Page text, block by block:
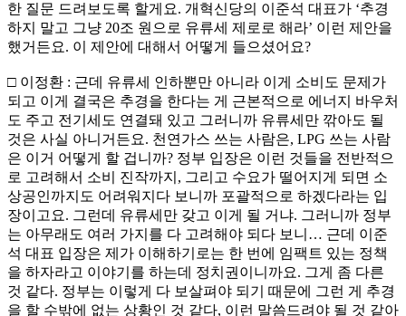
한 질문 드려보도록 할게요. 개혁신당의 이준석 대표가 ‘추경
하지 말고 그냥 20조 원으로 유류세 제로로 해라’ 이런 제안을
했거든요. 이 제안에 대해서 어떻게 들으셨어요?
□ 이정환 : 근데 유류세 인하뿐만 아니라 이게 소비도 문제가
되고 이게 결국은 추경을 한다는 게 근본적으로 에너지 바우처
도 주고 전기세도 연결돼 있고 그러니까 유류세만 깎아도 될
것은 사실 아니거든요. 천연가스 쓰는 사람은, LPG 쓰는 사람
은 이거 어떻게 할 겁니까? 정부 입장은 이런 것들을 전반적으
로 고려해서 소비 진작까지, 그리고 수요가 떨어지게 되면 소
상공인까지도 어려워지다 보니까 포괄적으로 하겠다라는 입
장이고요. 그런데 유류세만 갖고 이게 될 거냐. 그러니까 정부
는 아무래도 여러 가지를 다 고려해야 되다 보니… 근데 이준
석 대표 입장은 제가 이해하기로는 한 번에 임팩트 있는 정책
을 하자라고 이야기를 하는데 정치권이니까요. 그게 좀 다른
것 같다. 정부는 이렇게 다 보살펴야 되기 때문에 그런 게 추경
을 할 수밖에 없는 상황인 것 같다, 이런 말씀드려야 될 것 같아